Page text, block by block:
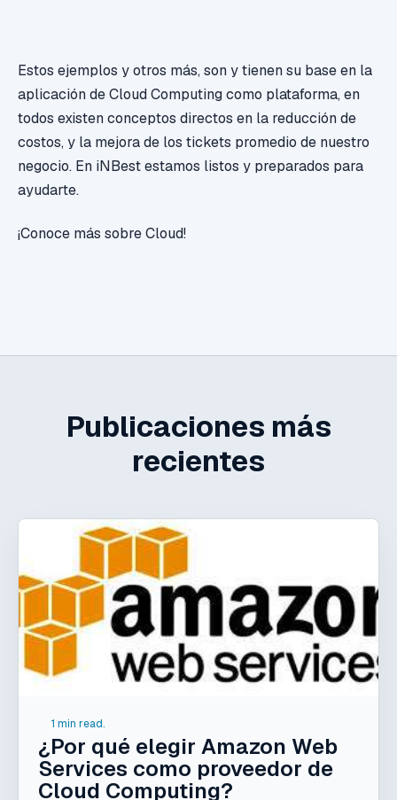
Estos ejemplos y otros más, son y tienen su base en la
aplicación de Cloud Computing como plataforma, en
todos existen conceptos directos en la reducción de
costos, y la mejora de los tickets promedio de nuestro
negocio. En iNBest estamos listos y preparados para
ayudarte.
¡Conoce más sobre Cloud!
Publicaciones más
recientes
1 min read.
¿Por qué elegir Amazon Web
Services como proveedor de
Cloud Computing?